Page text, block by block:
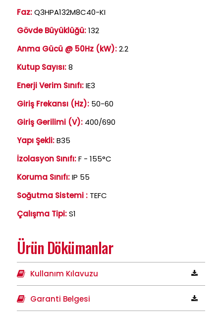
Faz:Q3HPA132M8C40-KI
Gövde Büyüklüğü:132
Anma Gücü @ 50Hz (kW):2.2
Kutup Sayısı:8
Enerji Verim Sınıfı:IE3
Giriş Frekansı (Hz): 50-60
Giriş Gerilimi (V): 400/690
Yapı Şekli:B35
İzolasyon Sınıfı:F - 155°C
Koruma Sınıfı:IP 55
Soğutma Sistemi : TEFC
Çalışma Tipi:S1
Ürün Dökümanlar
Kullanım Kılavuzu
Garanti Belgesi